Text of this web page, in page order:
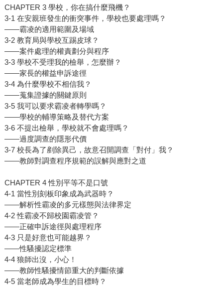
CHAPTER 3 學校，你在搞什麼飛機？
3-1 在安親班發生的衝突事件，學校也要處理嗎？
——霸凌的適用範圍及場域
3-2 教育局與學校互踢皮球？
——案件處理的權責劃分與程序
3-3 學校不受理我的檢舉，怎麼辦？
——家長的權益申訴途徑
3-4 為什麼學校不相信我？
——蒐集證據的關鍵原則
3-5 我可以要求霸凌者轉學嗎？
——學校的輔導策略及替代方案
3-6 不提出檢舉，學校就不會處理嗎？
——過度調查的隱形代價
3-7 校長為了剷除異己，故意召開調查「對付」我？
——教師對調查程序規範的誤解與應對之道
CHAPTER 4 性別平等不是口號
4-1 當性別刻板印象成為武器時？
——解析性霸凌的多元樣態與法律界定
4-2 性霸凌不歸校園霸凌管？
——正確申訴途徑與處理程序
4-3 只是好意也可能越界？
——性騷擾認定標準
4-4 狼師出沒，小心！
——教師性騷擾情節重大的判斷依據
4-5 當老師成為學生的目標時？